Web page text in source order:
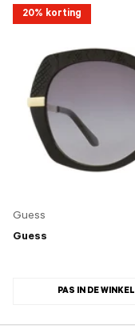
20% korting
Guess
Guess
PAS IN DE WINKEL